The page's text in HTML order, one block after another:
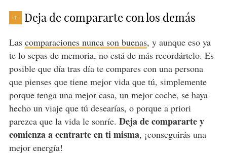
+ Deja de compararte con los demás
Las comparaciones nunca son buenas, y aunque eso ya
te lo sepas de memoria, no está de más recordártelo. Es
posible que día tras día te compares con una persona
que pienses que tiene mejor vida que tú, simplemente
porque tenga una mejor casa, un mejor coche, se haya
hecho un viaje que tú desearías, o porque a priori
parezca que la vida le sonríe. Deja de compararte y
comienza a centrarte en ti misma, ¡conseguirás una
mejor energía!